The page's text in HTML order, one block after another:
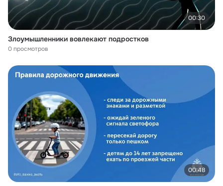
00:30
Злоумышленники вовлекают подростков
0 просмотров
00:48